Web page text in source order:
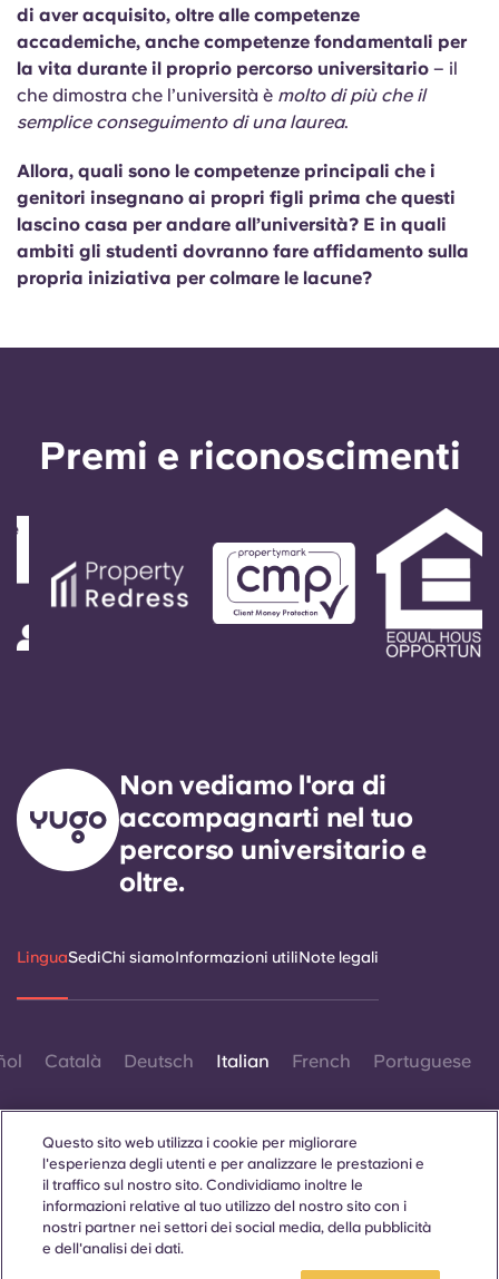
Català
Deutsch
Italian
French
Portuguese
di aver acquisito, oltre alle competenze
accademiche, anche competenze fondamentali per
la vita durante il proprio percorso universitario – il
che dimostra che l’università è molto di più che il
semplice conseguimento di una laurea.
Allora, quali sono le competenze principali che i
genitori insegnano ai propri figli prima che questi
lascino casa per andare all’università? E in quali
ambiti gli studenti dovranno fare affidamento sulla
propria iniziativa per colmare le lacune?
Premi e riconoscimenti
Non vediamo l'ora di
accompagnarti nel tuo
percorso universitario e
oltre.
LinguaSediChi siamoInformazioni utiliNote legali
Català Deutsch Italian French Portuguese
Contattaci
Questo sito web utilizza i cookie per migliorare
l'esperienza degli utenti e per analizzare le prestazioni e
il traffico sul nostro sito. Condividiamo inoltre le
informazioni relative al tuo utilizzo del nostro sito con i
nostri partner nei settori dei social media, della pubblicità
e dell'analisi dei dati.